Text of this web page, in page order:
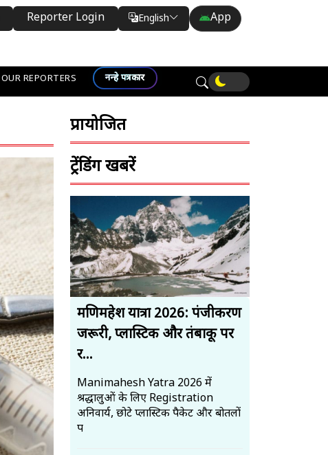
Reporter Login English
Translate
App
OUR REPORTERS नन्हे पत्रकार
प्रायोजित
ट्रेंडिंग खबरें
मणिमहेश यात्रा 2026: पंजीकरण
जरूरी, प्लास्टिक और तंबाकू पर
र...
Manimahesh Yatra 2026 में
श्रद्धालुओं के लिए Registration
अनिवार्य, छोटे प्लास्टिक पैकेट और बोतलों
प